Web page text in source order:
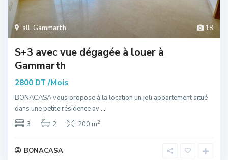
18
all, Gammarth
S+3 avec vue dégagée à louer à
Gammarth
2800 DT /Mois
BONACASA vous propose à la location un joli appartement situé
dans une petite résidence av...
3
2 200 m2
BONACASA